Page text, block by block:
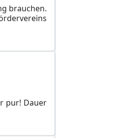
brauchen.
pur! Dauer